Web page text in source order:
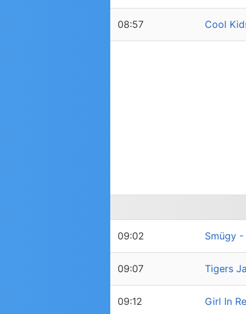
08:57 Cool
09:02 Smügy
09:07 Tigers
09:12 Girl In